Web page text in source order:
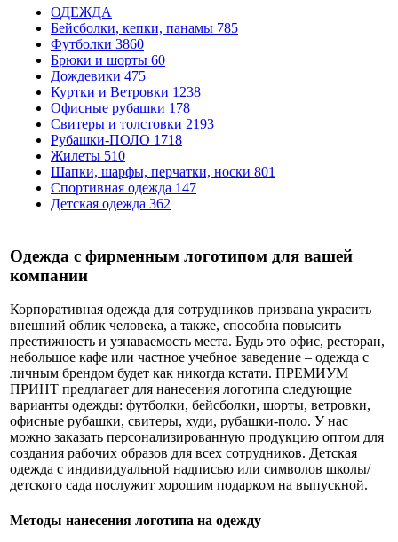
ОДЕЖДА
Бейсболки, кепки, панамы 785
Футболки 3860
Брюки и шорты 60
Дождевики 475
Куртки и Ветровки 1238
Офисные рубашки 178
Свитеры и толстовки 2193
Рубашки-ПОЛО 1718
Жилеты 510
Шапки, шарфы, перчатки, носки 801
Спортивная одежда 147
Детская одежда 362
Одежда с фирменным логотипом для вашей
компании
Корпоративная одежда для сотрудников призвана украсить
внешний облик человека, а также, способна повысить
престижность и узнаваемость места. Будь это офис, ресторан,
небольшое кафе или частное учебное заведение – одежда с
личным брендом будет как никогда кстати. ПРЕМИУМ
ПРИНТ предлагает для нанесения логотипа следующие
варианты одежды: футболки, бейсболки, шорты, ветровки,
офисные рубашки, свитеры, худи, рубашки-поло. У нас
можно заказать персонализированную продукцию оптом для
создания рабочих образов для всех сотрудников. Детская
одежда с индивидуальной надписью или символов школы/
детского сада послужит хорошим подарком на выпускной.
Методы нанесения логотипа на одежду